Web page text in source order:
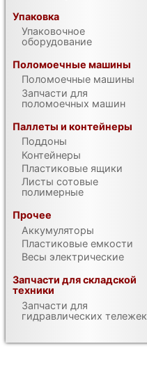
Упаковка
Упаковочное
оборудование
Поломоечные машины
Поломоечные машины
Запчасти для
поломоечных машин
Паллеты и контейнеры
Поддоны
Контейнеры
Пластиковые ящики
Листы сотовые
полимерные
Прочее
Аккумуляторы
Пластиковые емкости
Весы электрические
Запчасти для складской
техники
Запчасти для
гидравлических тележек